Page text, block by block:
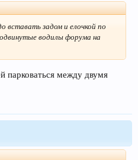
вставать задом и елочкой по
водилы форума на
парковаться между двумя